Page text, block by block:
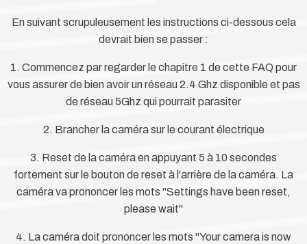
En suivant scrupuleusement les instructions ci-dessous cela
devrait bien se passer :
1. Commencez par regarder le chapitre 1 de cette FAQ pour
vous assurer de bien avoir un réseau 2.4 Ghz disponible et pas
de réseau 5Ghz qui pourrait parasiter
2. Brancher la caméra sur le courant électrique
3. Reset de la caméra en appuyant 5 à 10 secondes
fortement sur le bouton de reset à l'arrière de la caméra. La
caméra va prononcer les mots "Settings have been reset,
please wait"
4. La caméra doit prononcer les mots "Your camera is now